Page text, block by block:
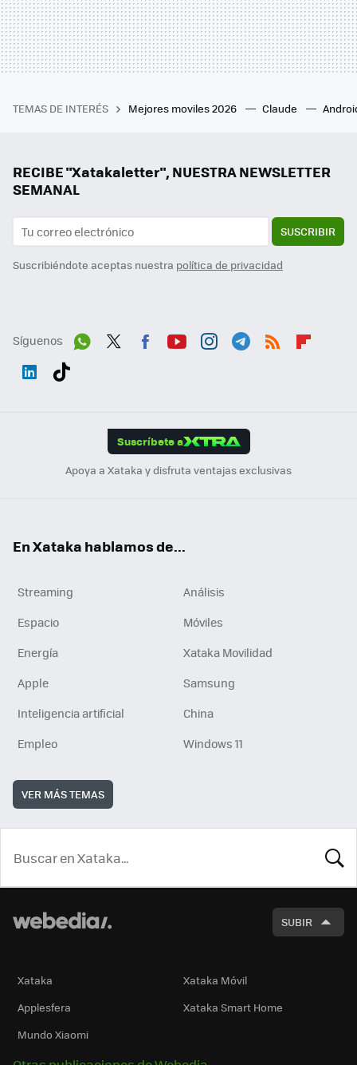
TEMAS DE INTERÉS Mejores moviles 2026 Claude
RECIBE "Xatakaletter", NUESTRA NEWSLETTER
SEMANAL
SUSCRIBIR
Suscribiéndote aceptas nuestra política de privacidad
Síguenos
Suscríbete a
Apoya a Xataka y disfruta ventajas exclusivas
En Xataka hablamos de...
Streaming
Análisis
Espacio
Móviles
Energía
Xataka Movilidad
Apple
Samsung
Inteligencia artificial
China
Empleo
Windows 11
VER MÁS TEMAS
SUBIR
Xataka
Xataka Móvil
Applesfera
Xataka Smart Home
Mundo Xiaomi